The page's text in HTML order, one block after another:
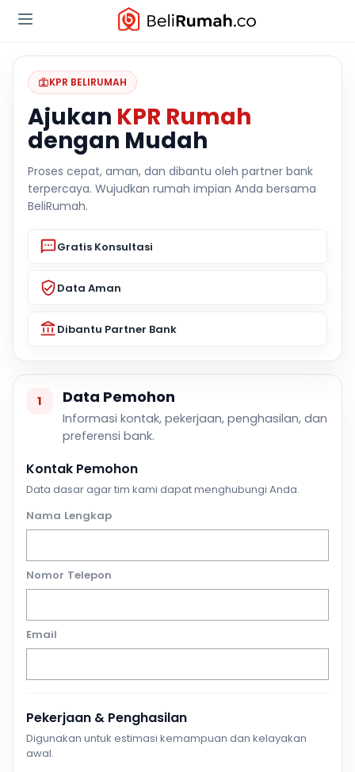
KPR BELIRUMAH
Ajukan KPR Rumah
dengan Mudah
Proses cepat, aman, dan dibantu oleh partner bank
terpercaya. Wujudkan rumah impian Anda bersama
BeliRumah.
Gratis Konsultasi
Data Aman
Dibantu Partner Bank
1 Data Pemohon
Informasi kontak, pekerjaan, penghasilan, dan
preferensi bank.
Kontak Pemohon
Data dasar agar tim kami dapat menghubungi Anda.
Nama Lengkap
Nomor Telepon
Email
Pekerjaan & Penghasilan
Digunakan untuk estimasi kemampuan dan kelayakan
awal.